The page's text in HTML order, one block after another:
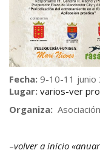
Fecha: 9-10-11 junio
Lugar: varios-ver
Organiza:
–volver a inicio